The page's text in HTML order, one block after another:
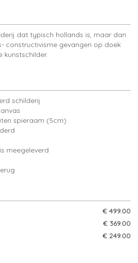
dat typisch hollands is, maar dan
constructivisme gevangen op doek
kunstschilder.
schilderij
spieraam (5cm)
meegeleverd
€ 499.00
€ 369.00
€ 249.00